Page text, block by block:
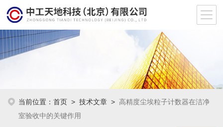
当前位置：首页 >技术文章 > 高精度尘埃粒子计数器在洁净
室验收中的关键作用